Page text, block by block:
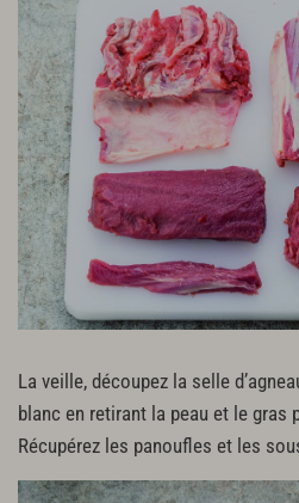
Jus d'agneau au gingembre
5 g de racine de gingembre
15 g de purée de carotte
Sel fin
Poivre blanc du moulin
La veille, découpez la selle
blanc en retirant la peau et le gras
Récupérez les panoufles et les